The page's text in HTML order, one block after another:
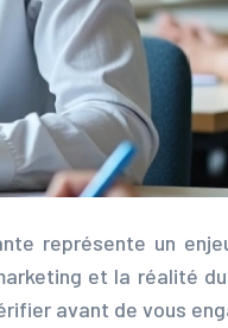
représente un
et la réalité
avant de vous